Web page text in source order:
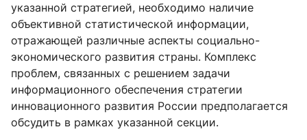
указанной стратегией, необходимо наличие
объективной статистической информации,
отражающей различные аспекты социально-
экономического развития страны. Комплекс
проблем, связанных с решением задачи
информационного обеспечения стратегии
инновационного развития России предполагается
обсудить в рамках указанной секции.